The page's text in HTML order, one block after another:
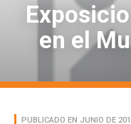
en el
PUBLICADO EN JUNIO DE